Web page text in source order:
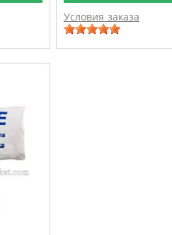
Условия заказа